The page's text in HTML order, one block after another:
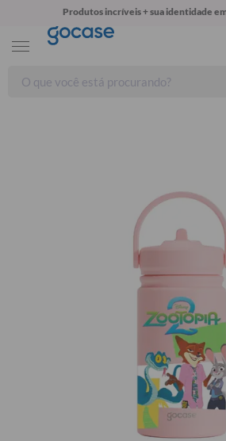
Produtos incríveis + sua identidade